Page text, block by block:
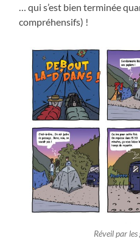
… qui s’est bien terminée
compréhensifs) !
Réveil par